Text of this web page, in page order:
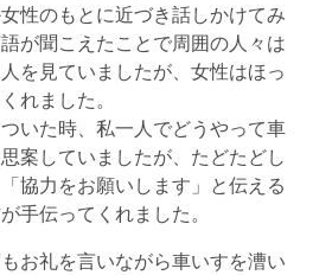
性のもとに近づき話しかけてみ
が聞こえたことで周囲の人々は
を見ていましたが、女性はほっ
れました。
いた時、私一人でどうやって車
案していましたが、たどたどし
協力をお願いします」と伝える
手伝ってくれました。
お礼を言いながら車いすを漕い